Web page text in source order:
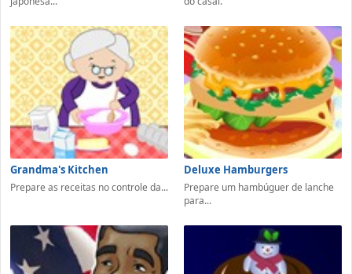
Grandma's Kitchen
Prepare as receitas no controle da...
Deluxe Hamburgers
Prepare um hambúguer de lanche
para...